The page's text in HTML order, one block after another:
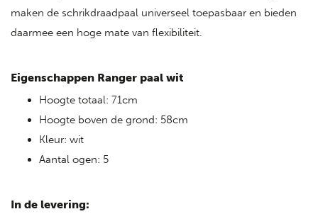
maken de schrikdraadpaal universeel toepasbaar en bieden
daarmee een hoge mate van flexibiliteit.
Eigenschappen Ranger paal wit
Hoogte totaal: 71cm
Hoogte boven de grond: 58cm
Kleur: wit
Aantal ogen: 5
In de levering: